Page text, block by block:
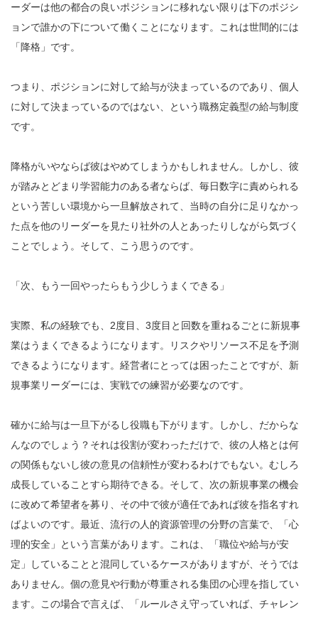
ーダーは他の都合の良いポジションに移れない限りは下のポジシ
ョンで誰かの下について働くことになります。これは世間的には
「降格」です。
つまり、ポジションに対して給与が決まっているのであり、個人
に対して決まっているのではない、という職務定義型の給与制度
です。
降格がいやならば彼はやめてしまうかもしれません。しかし、彼
が踏みとどまり学習能力のある者ならば、毎日数字に責められる
という苦しい環境から一旦解放されて、当時の自分に足りなかっ
た点を他のリーダーを見たり社外の人とあったりしながら気づく
ことでしょう。そして、こう思うのです。
「次、もう一回やったらもう少しうまくできる」
実際、私の経験でも、2度目、3度目と回数を重ねるごとに新規事
業はうまくできるようになります。リスクやリソース不足を予測
できるようになります。経営者にとっては困ったことですが、新
規事業リーダーには、実戦での練習が必要なのです。
確かに給与は一旦下がるし役職も下がります。しかし、だからな
んなのでしょう？それは役割が変わっただけで、彼の人格とは何
の関係もないし彼の意見の信頼性が変わるわけでもない。むしろ
成長していることすら期待できる。そして、次の新規事業の機会
に改めて希望者を募り、その中で彼が適任であれば彼を指名すれ
ばよいのです。最近、流行の人的資源管理の分野の言葉で、「心
理的安全」という言葉があります。これは、「職位や給与が安
定」していることと混同しているケースがありますが、そうでは
ありません。個の意見や行動が尊重される集団の心理を指してい
ます。この場合で言えば、「ルールさえ守っていれば、チャレン